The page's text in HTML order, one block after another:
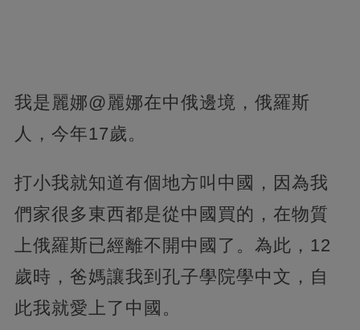
我是麗娜@麗娜在中俄邊境，俄羅斯
人，今年17歲。
打小我就知道有個地方叫中國，因為我
們家很多東西都是從中國買的，在物質
上俄羅斯已經離不開中國了。為此，12
歲時，爸媽讓我到孔子學院學中文，自
此我就愛上了中國。